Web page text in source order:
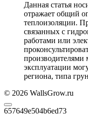
Данная статья
отражает общий
теплоизоляции.
связанных с
работами или
производителями
эксплуатации
региона, типа
© 2026 WallsGrow.ru
657649e504b6ed73